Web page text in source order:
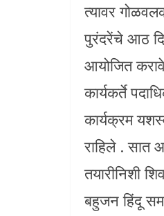
त्यावर
पुरंदरेंचे आठ
आयोजित
कार्यकर्ते
कार्यक्रम
राहिले . सात
तयारीनिशी
बहुजन हिंदू